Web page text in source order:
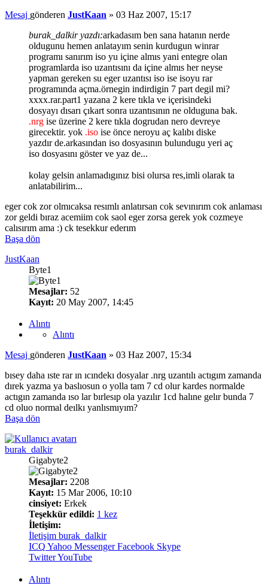
Mesaj gönderen JustKaan » 03 Haz 2007, 15:17
burak_dalkir yazdı:arkadasım ben sana hatanın nerde
oldugunu hemen anlatayım senin kurdugun winrar
programı sanırım iso yu içine almıs yani entegre olan
programlarda iso uzantısını da içine almıs her neyse
yapman gereken su eger uzantısı iso ise isoyu rar
programında açma.örnegin indirdigin 7 part degil mi?
xxxx.rar.part1 yazana 2 kere tıkla ve içerisindeki
dosyayı dısarı çıkart sonra uzantısının ne olduguna bak.
.nrg ise üzerine 2 kere tıkla dogrudan nero devreye
girecektir. yok .iso ise önce neroyu aç kalıbı diske
yazdır de.arkasından iso dosyasının bulundugu yeri aç
iso dosyasını göster ve yaz de...
kolay gelsin anlamadıgınız bisi olursa res,imli olarak ta
anlatabilirim...
eger cok zor olmıcaksa resımlı anlatırsan cok sevınırım cok anlaması
zor geldi bıraz acemiim cok saol eger zorsa gerek yok cozmeye
calısırım ama :) ck tesekkur ederım
Başa dön
JustKaan
Byte1
Mesajlar: 52
Kayıt: 20 May 2007, 14:45
Alıntı
Alıntı
Mesaj gönderen JustKaan » 03 Haz 2007, 15:34
bısey daha ıste rar ın ıcındekı dosyalar .nrg uzantılı actıgım zamanda
dırek yazma ya baslıosun o yolla tam 7 cd olur kardes normalde
actıgın zamanda ıso lar bırlesıp ola yazılır 1cd halıne gelır bunda 7
cd oluo normal deılkı yanlısmıyım?
Başa dön
burak_dalkir
Gigabyte2
Mesajlar: 2208
Kayıt: 15 Mar 2006, 10:10
cinsiyet: Erkek
Teşekkür edildi: 1 kez
İletişim:
İletişim burak_dalkir
ICQ Yahoo Messenger Facebook Skype
TwitterYouTube
Alıntı